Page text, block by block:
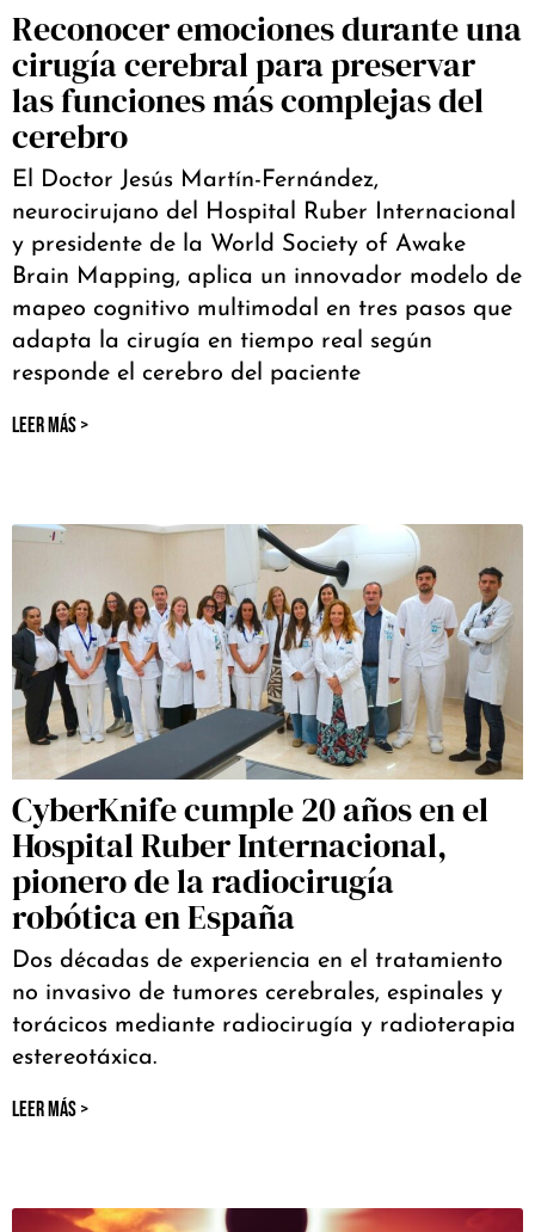
Reconocer emociones durante una
cirugía cerebral para preservar
las funciones más complejas del
cerebro
El Doctor Jesús Martín-Fernández,
neurocirujano del Hospital Ruber Internacional
y presidente de la World Society of Awake
Brain Mapping, aplica un innovador modelo de
mapeo cognitivo multimodal en tres pasos que
adapta la cirugía en tiempo real según
responde el cerebro del paciente
LEER MÁS >
CyberKnife cumple 20 años en el
Hospital Ruber Internacional,
pionero de la radiocirugía
robótica en España
Dos décadas de experiencia en el tratamiento
no invasivo de tumores cerebrales, espinales y
torácicos mediante radiocirugía y radioterapia
estereotáxica.
LEER MÁS >